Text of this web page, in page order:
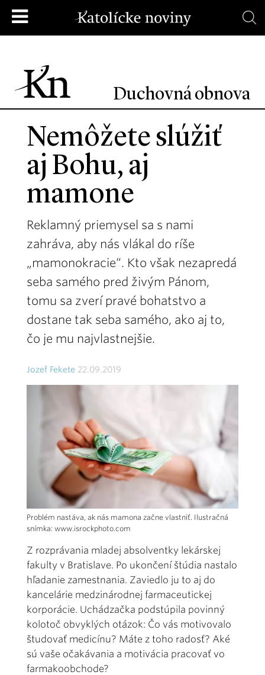
Duchovná obnova
Nemôžete slúžiť
aj Bohu, aj
mamone
Reklamný priemysel sa s nami
zahráva, aby nás vlákal do ríše
„mamonokracie“. Kto však nezapredá
seba samého pred živým Pánom,
tomu sa zverí pravé bohatstvo a
dostane tak seba samého, ako aj to,
čo je mu najvlastnejšie.
Jozef Fekete 22.09.2019
Problém nastáva, ak nás mamona začne vlastniť. Ilustračná
snímka: www.isrockphoto.com
Z rozprávania mladej absolventky lekárskej
fakulty v Bratislave. Po ukončení štúdia nastalo
hľadanie zamestnania. Zaviedlo ju to aj do
kancelárie medzinárodnej farmaceutickej
korporácie. Uchádzačka podstúpila povinný
kolotoč obvyklých otázok: Čo vás motivovalo
študovať medicínu? Máte z toho radosť? Aké
sú vaše očakávania a motivácia pracovať vo
farmakoobchode?